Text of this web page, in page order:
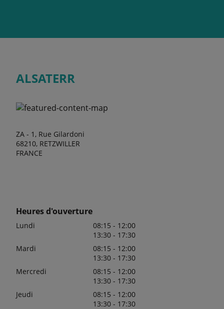
ALSATERR
ZA - 1, Rue Gilardoni
68210, RETZWILLER
FRANCE
Heures d'ouverture
Lundi
08:15 - 12:00
13:30 - 17:30
Mardi
08:15 - 12:00
13:30 - 17:30
Mercredi
08:15 - 12:00
13:30 - 17:30
Jeudi
08:15 - 12:00
13:30 - 17:30